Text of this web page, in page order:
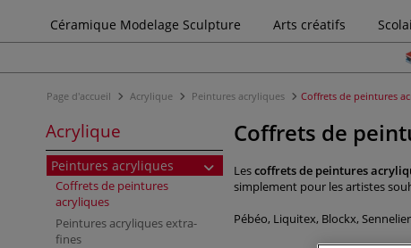
Céramique Modelage Sculpture
Arts créatifs
Page d'accueil Acrylique Peintures acryliques Coffrets de peintures
Acrylique
Peintures acryliques
Coffrets de peintures
acryliques
Peintures acryliques extra-
fines
Coffrets de
Lescoffrets de peintures
simplement pour les artistes
Pébéo, Liquitex, Blockx,